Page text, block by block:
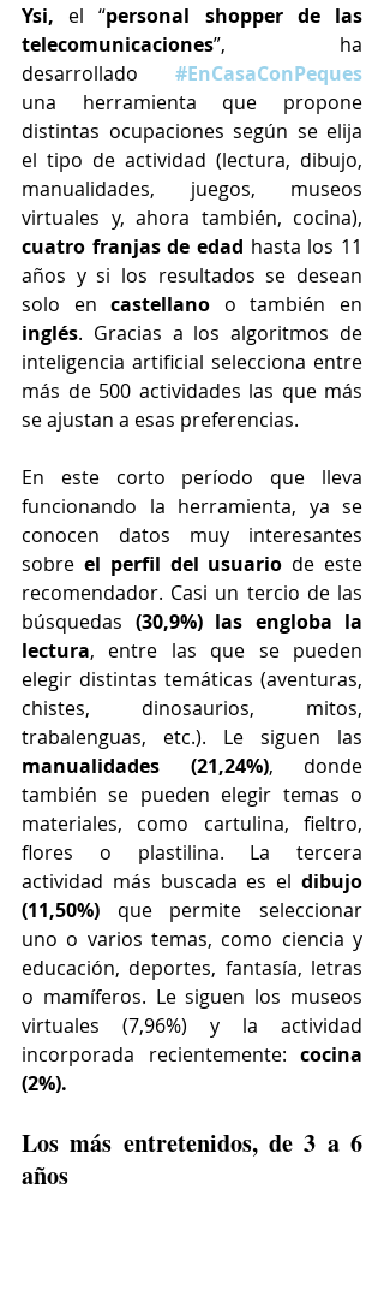
Ysi, el “personal shopper de las
telecomunicaciones”, ha
desarrollado #EnCasaConPeques
una herramienta que propone
distintas ocupaciones según se elija
el tipo de actividad (lectura, dibujo,
manualidades, juegos, museos
cuatro franjas de edad hasta los 11
años y si los resultados se desean
solo en castellano
inglés. Gracias a los algoritmos de
inteligencia artificial selecciona entre
más de 500 actividades las que más
se ajustan a esas preferencias.
En este corto período que lleva
funcionando la herramienta, ya se
conocen datos muy interesantes
sobre el perfil del usuario de este
recomendador. Casi un tercio de las
búsquedas (30,9%) las engloba la
lectura, entre las que se pueden
elegir distintas temáticas (aventuras,
chistes, dinosaurios, mitos,
manualidades (21,24%), donde
también se pueden elegir temas o
materiales, como cartulina, fieltro,
flores o plastilina. La tercera
actividad más buscada es el dibujo
(11,50%) que permite seleccionar
uno o varios temas, como ciencia y
educación, deportes, fantasía, letras
o mamíferos. Le siguen los museos
virtuales (7,96%) y la actividad
incorporada recientemente: cocina
(2%).
Los más entretenidos, de 3 a 6
años